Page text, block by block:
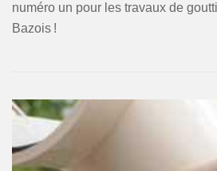
numéro un pour les travaux de
Bazois !